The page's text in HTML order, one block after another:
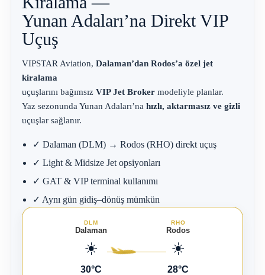
Yunan Adaları’na Direkt VIP
Uçuş
VIPSTAR Aviation, Dalaman’dan Rodos’a özel jet
kiralama
uçuşlarını bağımsız VIP Jet Brokermodeliyle planlar.
Yaz sezonunda Yunan Adaları’na hızlı, aktarmasız ve gizli
uçuşlar sağlanır.
✓ Dalaman (DLM) → Rodos (RHO) direkt uçuş
✓ Light & Midsize Jet opsiyonları
✓ GAT & VIP terminal kullanımı
✓ Aynı gün gidiş–dönüş mümkün
DLM
Dalaman
☀️
30°C
RHO
Rodos
☀️
28°C